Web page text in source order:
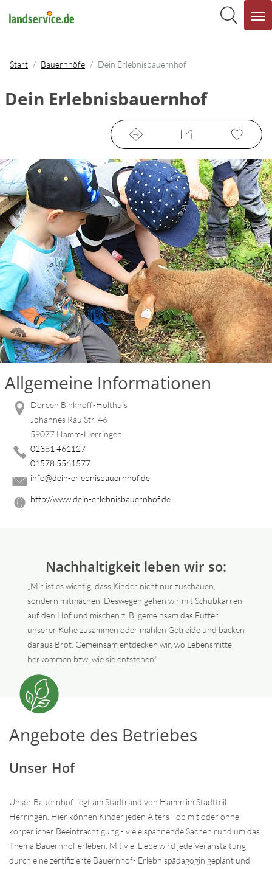
Start Bauernhöfe Dein Erlebnisbauernhof
Dein Erlebnisbauernhof
Allgemeine Informationen
Doreen Binkhoff-Holthuis
Johannes Rau Str. 46
59077 Hamm-Herringen
02381 461127
01578 5561577
info@dein-erlebnisbauernhof.de
http://www.dein-erlebnisbauernhof.de
Nachhaltigkeit leben wir so:
„Mir ist es wichtig, dass Kinder nicht nur zuschauen,
sondern mitmachen. Deswegen gehen wir mit Schubkarren
auf den Hof und mischen z. B. gemeinsam das Futter
unserer Kühe zusammen oder mahlen Getreide und backen
daraus Brot. Gemeinsam entdecken wir, wo Lebensmittel
herkommen bzw. wie sie entstehen.“
Angebote des Betriebes
Unser Hof
Unser Bauernhof liegt am Stadtrand von Hamm im Stadtteil
Herringen. Hier können Kinder jeden Alters - ob mit oder ohne
körperlicher Beeinträchtigung - viele spannende Sachen rund um das
Thema Bauernhof erleben. Mit viel Liebe wird jede Veranstaltung
durch eine zertifizierte Bauernhof- Erlebnispädagogin geplant und